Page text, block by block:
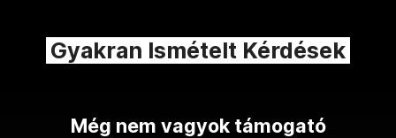
Gyakran Ismételt Kérdések
Még nem vagyok támogató